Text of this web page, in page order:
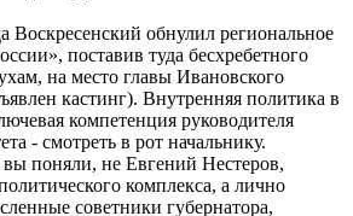
Воскресенский обнулил региональное
поставив туда бесхребетного
на место главы Ивановского
кастинг). Внутренняя политика в
компетенция руководителя
- смотреть в рот начальнику.
поняли, не Евгений Нестеров,
комплекса, а лично
советники губернатора,